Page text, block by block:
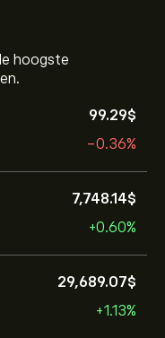
hoogste
99.29‎$‎
-0.36%
7,748.14‎$‎
+0.60%
29,689.07‎$‎
+1.13%